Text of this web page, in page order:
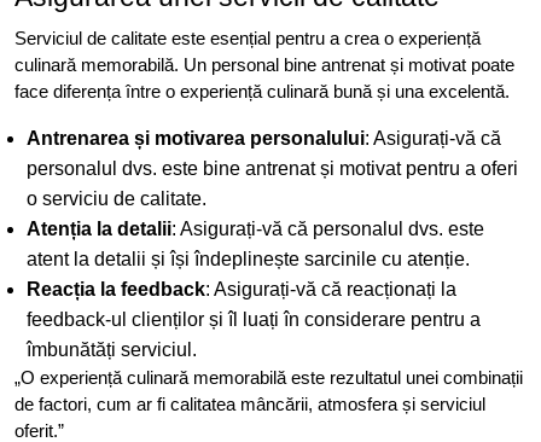
Serviciul de calitate este esențial pentru a crea o experiență
culinară memorabilă. Un personal bine antrenat și motivat poate
face diferența între o experiență culinară bună și una excelentă.
Antrenarea și motivarea personalului: Asigurați-vă că
personalul dvs. este bine antrenat și motivat pentru a oferi
o serviciu de calitate.
Atenția la detalii: Asigurați-vă că personalul dvs. este
atent la detalii și își îndeplinește sarcinile cu atenție.
Reacția la feedback: Asigurați-vă că reacționați la
feedback-ul clienților și îl luați în considerare pentru a
îmbunătăți serviciul.
„O experiență culinară memorabilă este rezultatul unei combinații
de factori, cum ar fi calitatea mâncării, atmosfera și serviciul
oferit.”